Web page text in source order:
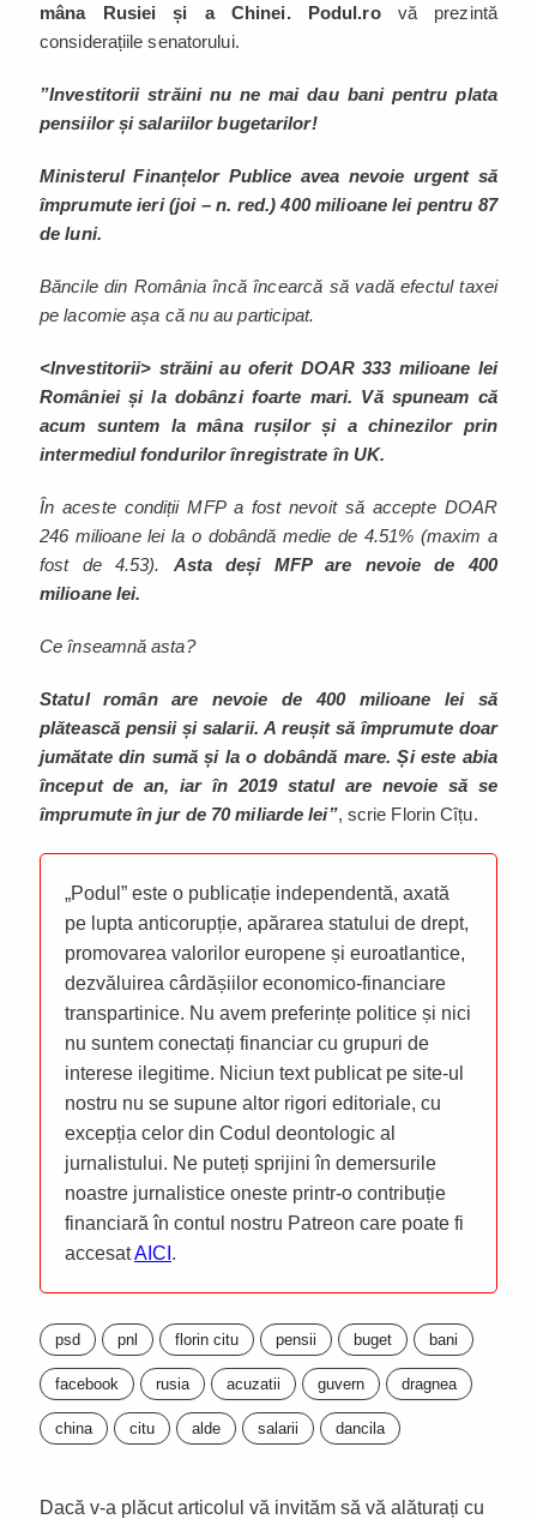
mâna Rusiei și a Chinei. Podul.rovă prezintă
considerațiile senatorului.
”Investitorii străini nu ne mai dau bani pentru plata
pensiilor și salariilor bugetarilor!
Ministerul Finanțelor Publice avea nevoie urgent să
împrumute ieri (joi – n. red.) 400 milioane lei pentru 87
de luni.
Băncile din România încă încearcă să vadă efectul taxei
pe lacomie așa că nu au participat.
<Investitorii> străini au oferit DOAR 333 milioane lei
României și la dobânzi foarte mari. Vă spuneam că
acum suntem la mâna rușilor și a chinezilor prin
intermediul fondurilor înregistrate în UK.
În aceste condiții MFP a fost nevoit să accepte DOAR
246 milioane lei la o dobândă medie de 4.51% (maxim a
fost de 4.53). Asta deși MFP are nevoie de 400
milioane lei.
Ce înseamnă asta?
Statul român are nevoie de 400 milioane lei să
plătească pensii și salarii. A reușit să împrumute doar
jumătate din sumă și la o dobândă mare. Și este abia
început de an, iar în 2019 statul are nevoie să se
împrumute în jur de 70 miliarde lei”, scrie Florin Cîțu.
„Podul” este o publicație independentă, axată
pe lupta anticorupție, apărarea statului de drept,
promovarea valorilor europene și euroatlantice,
dezvăluirea cârdășiilor economico-financiare
transpartinice. Nu avem preferințe politice și nici
nu suntem conectați financiar cu grupuri de
interese ilegitime. Niciun text publicat pe site-ul
nostru nu se supune altor rigori editoriale, cu
excepția celor din Codul deontologic al
jurnalistului. Ne puteți sprijini în demersurile
noastre jurnalistice oneste printr-o contribuție
financiară în contul nostru Patreon care poate fi
accesatAICI .
psd pnl florin citu pensii buget bani
facebook rusia acuzatii guvern dragnea
china citu alde salarii dancila
Dacă v-a plăcut articolul vă invităm să vă alăturați cu